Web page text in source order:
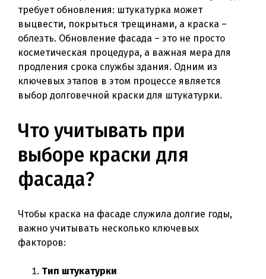
требует обновления: штукатурка может
выцвести, покрыться трещинами, а краска –
облезть. Обновление фасада – это не просто
косметическая процедура, а важная мера для
продления срока службы здания. Одним из
ключевых этапов в этом процессе является
выбор долговечной краски для штукатурки.
Что учитывать при
выборе краски для
фасада?
Чтобы краска на фасаде служила долгие годы,
важно учитывать несколько ключевых
факторов:
Тип штукатурки